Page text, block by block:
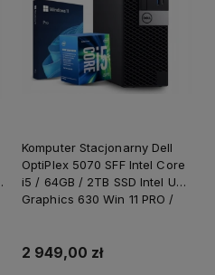
Komputer Stacjonarny Dell
OptiPlex 5070 SFF Intel Core
i5 / 64GB / 2TB SSD Intel UHD
Graphics 630 Win 11 PRO /
2 949,00 zł